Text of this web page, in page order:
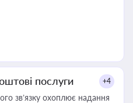
послуги +4
зв’язку охоплює надання